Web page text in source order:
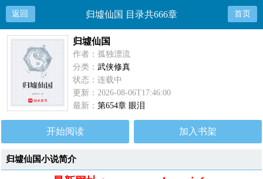
返回 归墟仙国 目录共666章 首页
归墟仙国
作者：孤独漂流
分类：武侠修真
状态：连载中
更新：2026-08-06T17:46:00
最新：第654章 眼泪
开始阅读 加入书架
归墟仙国小说简介